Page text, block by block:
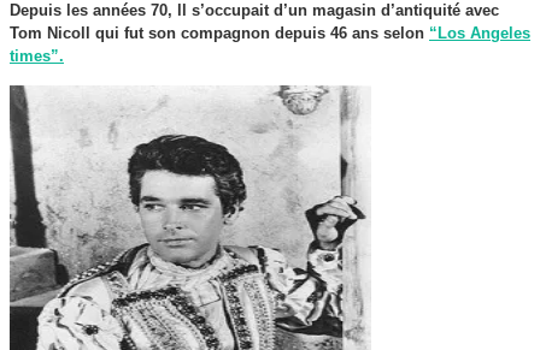
Depuis les années 70, ll s’occupait d’un magasin d’antiquité avec
Tom Nicoll qui fut son compagnon depuis 46 ans selon “Los Angeles
times”.